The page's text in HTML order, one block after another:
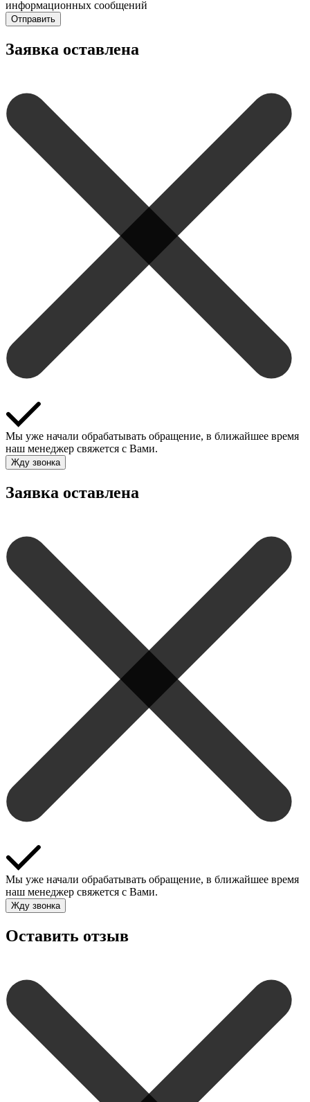
информационных сообщений
Отправить
Заявка оставлена
Мы уже начали обрабатывать обращение, в ближайшее время
наш менеджер свяжется с Вами.
Жду звонка
Заявка оставлена
Мы уже начали обрабатывать обращение, в ближайшее время
наш менеджер свяжется с Вами.
Жду звонка
Оставить отзыв